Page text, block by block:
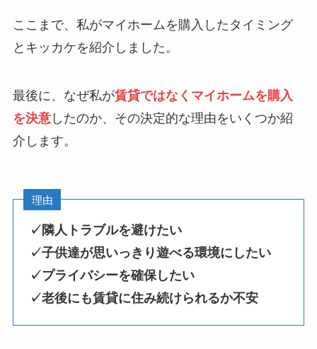
ここまで、私がマイホームを購入したタイミング
とキッカケを紹介しました。
最後に、なぜ私が賃貸ではなくマイホームを購入
を決意したのか、その決定的な理由をいくつか紹
介します。
理由
✓隣人トラブルを避けたい
✓子供達が思いっきり遊べる環境にしたい
✓プライバシーを確保したい
✓老後にも賃貸に住み続けられるか不安